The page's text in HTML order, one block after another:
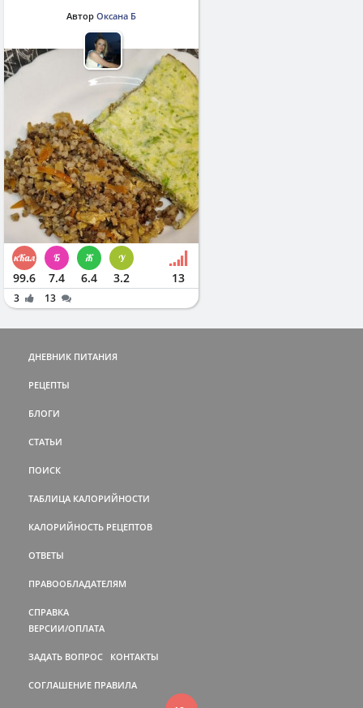
Автор Оксана Б
99.6 7.4 6.4 3.2 13
3 13
ДНЕВНИК ПИТАНИЯ
РЕЦЕПТЫ
БЛОГИ
СТАТЬИ
ПОИСК
ТАБЛИЦА КАЛОРИЙНОСТИ
КАЛОРИЙНОСТЬ РЕЦЕПТОВ
ОТВЕТЫ
ПРАВООБЛАДАТЕЛЯМ
СПРАВКА
ВЕРСИИ/ОПЛАТА
ЗАДАТЬ ВОПРОС КОНТАКТЫ
СОГЛАШЕНИЕ ПРАВИЛА